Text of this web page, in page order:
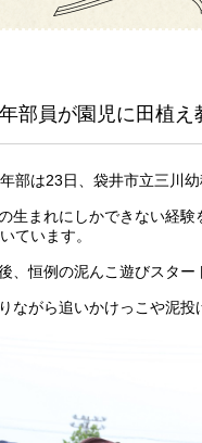
部員が園児に田植え
部は23日、袋井市立三川
生まれにしかできない経
ています。
、恒例の泥んこ遊びスター
ながら追いかけっこや泥投